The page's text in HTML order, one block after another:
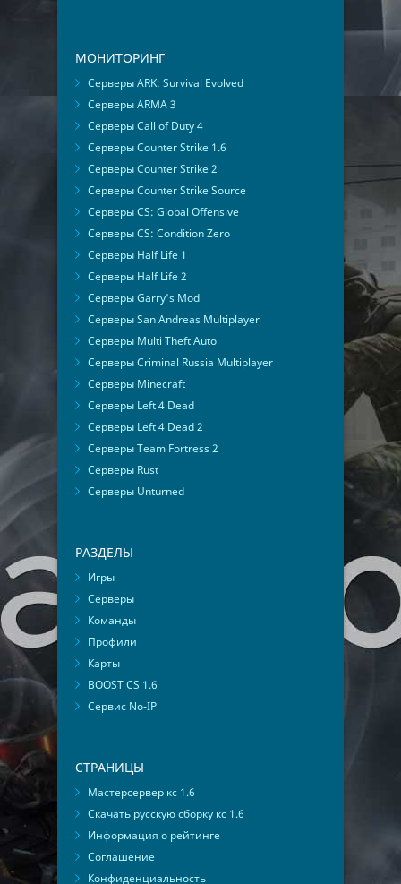
МОНИТОРИНГ
Серверы ARK: Survival Evolved
Серверы ARMA 3
Серверы Call of Duty 4
Серверы Counter Strike 1.6
Серверы Counter Strike 2
Серверы Counter Strike Source
Серверы CS: Global Offensive
Серверы CS: Condition Zero
Серверы Half Life 1
Серверы Half Life 2
Серверы Garry's Mod
Серверы San Andreas Multiplayer
Серверы Multi Theft Auto
Серверы Criminal Russia Multiplayer
Серверы Minecraft
Серверы Left 4 Dead
Серверы Left 4 Dead 2
Серверы Team Fortress 2
Серверы Rust
Серверы Unturned
РАЗДЕЛЫ
Игры
Серверы
Команды
Профили
Карты
BOOST CS 1.6
Сервис No-IP
СТРАНИЦЫ
Мастерсервер кс 1.6
Скачать русскую сборку кс 1.6
Информация о рейтинге
Соглашение
Конфиденциальность